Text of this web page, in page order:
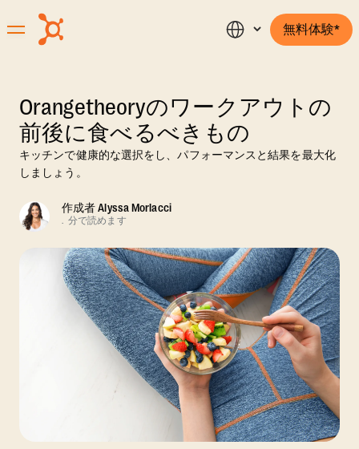
無料体験*
Orangetheoryのワークアウトの
前後に食べるべきもの
キッチンで健康的な選択をし、パフォーマンスと結果を最大化
しましょう。
作成者 Alyssa Morlacci
. 分で読めます